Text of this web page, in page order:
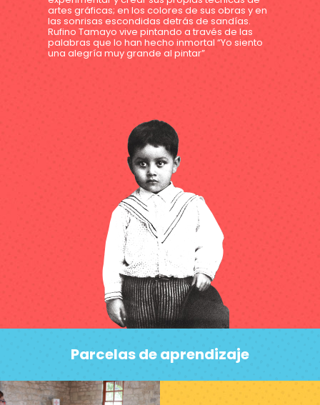
artes gráficas; en los colores de sus obras y en
las sonrisas escondidas detrás de sandías.
Rufino Tamayo vive pintando a través de las
palabras que lo han hecho inmortal “Yo siento
una alegría muy grande al pintar”
Parcelas de aprendizaje